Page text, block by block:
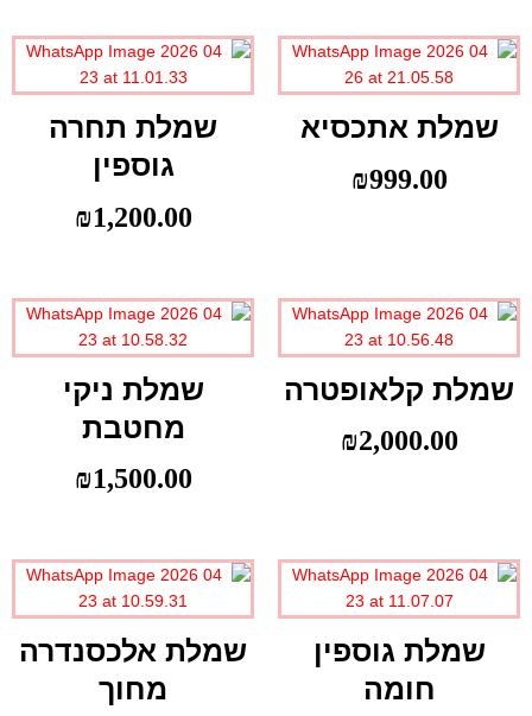
שמלת אתכסיא
₪999.00
שמלת תחרה
גוספין
₪1,200.00
שמלת קלאופטרה
₪2,000.00
שמלת ניקי
מחטבת
₪1,500.00
שמלת גוספין
חומה
שמלת אלכסנדרה
מחוך